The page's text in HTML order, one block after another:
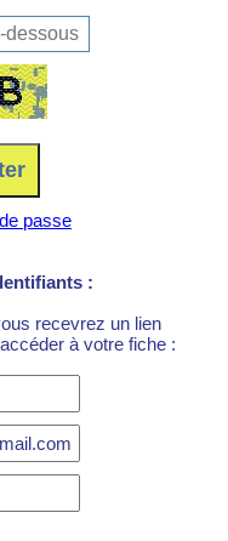
passe
:
recevrez un lien
à votre fiche :